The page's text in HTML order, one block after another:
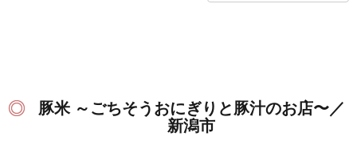
豚米 ～ごちそうおにぎりと豚汁のお店〜／
新潟市